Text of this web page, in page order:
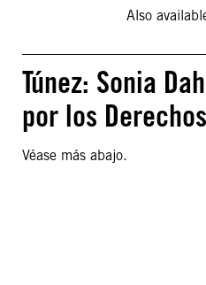
Also
Túnez: Sonia
por los
Véase más abajo.